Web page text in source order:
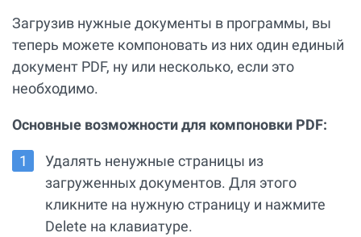
Загрузив нужные документы в программы, вы
теперь можете компоновать из них один единый
документ PDF, ну или несколько, если это
необходимо.
Основные возможности для компоновки PDF:
Удалять ненужные страницы из
загруженных документов. Для этого
кликните на нужную страницу и нажмите
Delete на клавиатуре.